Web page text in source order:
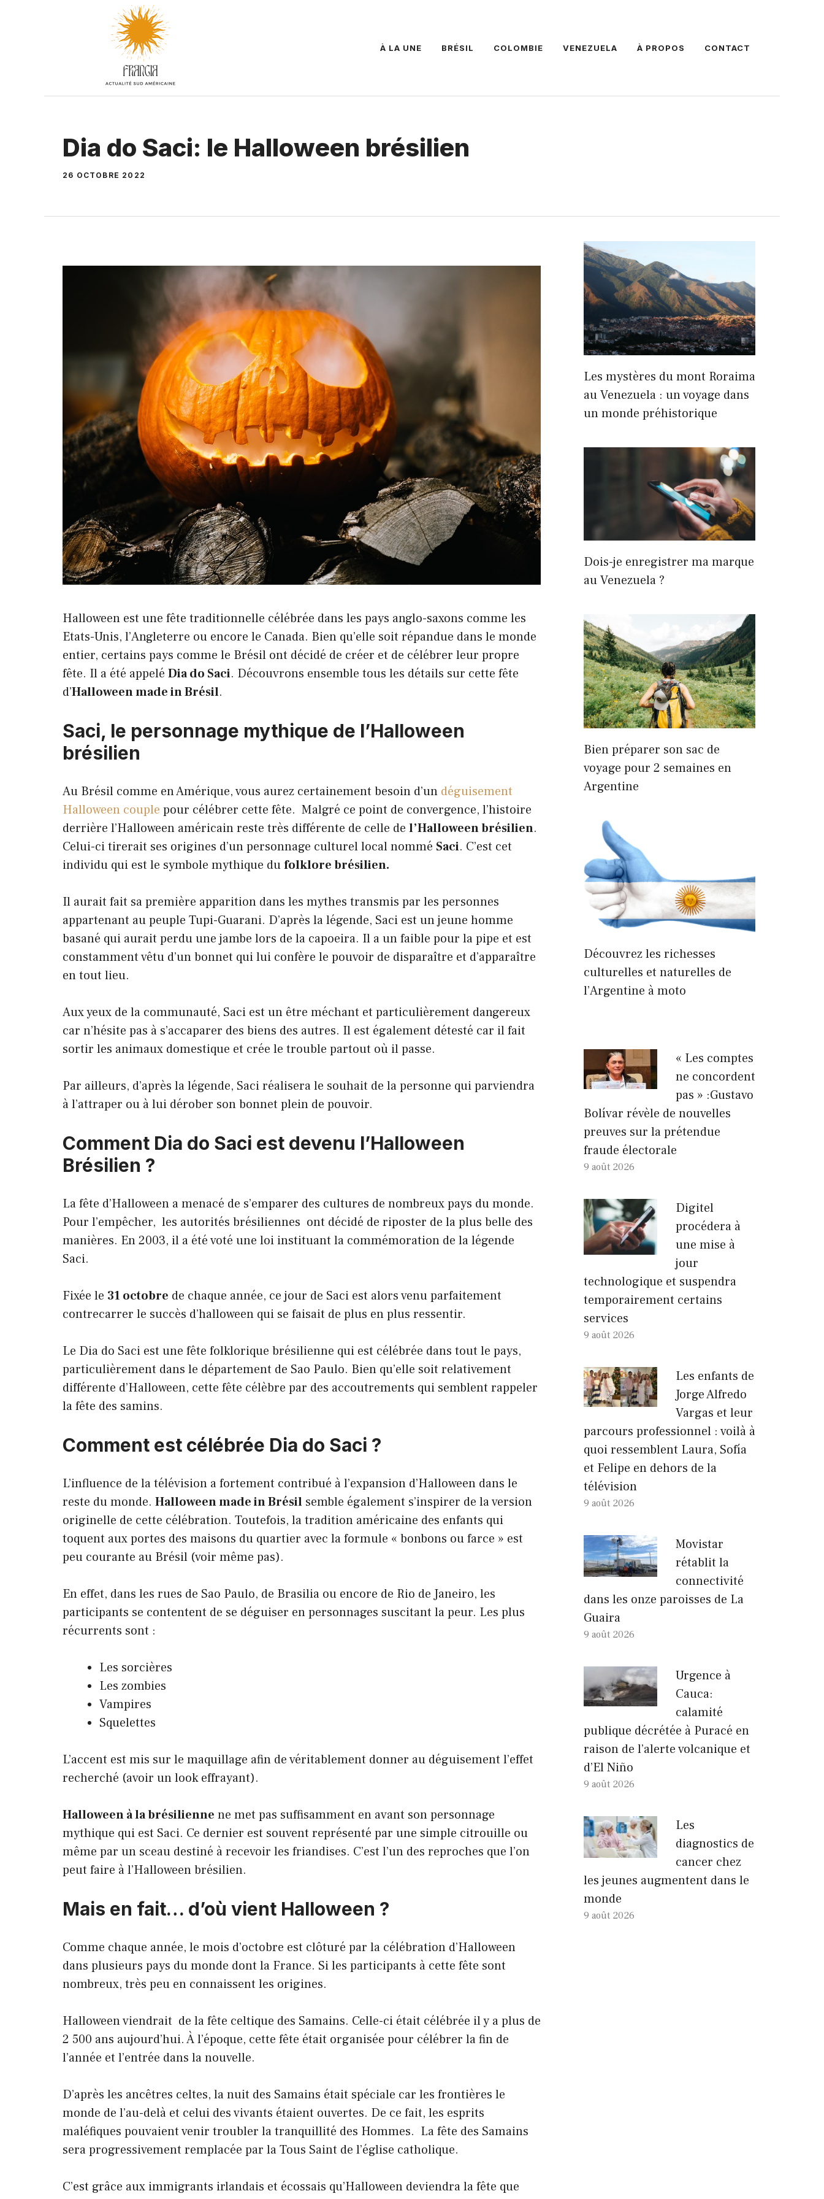
À LA UNE BRÉSIL COLOMBIE VENEZUELA À PROPOS CONTACT
Dia do Saci: le Halloween brésilien
26 OCTOBRE 2022
Halloween est une fête traditionnelle célébrée dans les pays anglo-saxons comme les
Etats-Unis, l’Angleterre ou encore le Canada. Bien qu’elle soit répandue dans le monde
entier, certains pays comme le Brésil ont décidé de créer et de célébrer leur propre
fête. Il a été appelé Dia do Saci. Découvrons ensemble tous les détails sur cette fête
d’Halloween made in Brésil.
Saci, le personnage mythique de l’Halloween
brésilien
Au Brésil comme en Amérique, vous aurez certainement besoin d’un déguisement
Halloween couple pour célébrer cette fête. Malgré ce point de convergence, l’histoire
derrière l’Halloween américain reste très différente de celle de l’Halloween brésilien.
Celui-ci tirerait ses origines d’un personnage culturel local nommé Saci. C’est cet
individu qui est le symbole mythique dufolklore brésilien.
Il aurait fait sa première apparition dans les mythes transmis par les personnes
appartenant au peuple Tupi-Guarani. D’après la légende, Saci est un jeune homme
basané qui aurait perdu une jambe lors de la capoeira. Il a un faible pour la pipe et est
constamment vêtu d’un bonnet qui lui confère le pouvoir de disparaître et d’apparaître
en tout lieu.
Aux yeux de la communauté, Saci est un être méchant et particulièrement dangereux
car n’hésite pas à s’accaparer des biens des autres. Il est également détesté car il fait
sortir les animaux domestique et crée le trouble partout où il passe.
Par ailleurs, d’après la légende, Saci réalisera le souhait de la personne qui parviendra
à l’attraper ou à lui dérober son bonnet plein de pouvoir.
Comment Dia do Saci est devenu l’Halloween
Brésilien ?
La fête d’Halloween a menacé de s’emparer des cultures de nombreux pays du monde.
Pour l’empêcher, les autorités brésiliennes ont décidé de riposter de la plus belle des
manières. En 2003, il a été voté une loi instituant la commémoration de la légende
Saci.
Fixée le 31 octobre de chaque année, ce jour de Saci est alors venu parfaitement
contrecarrer le succès d’halloween qui se faisait de plus en plus ressentir.
Le Dia do Saci est une fête folklorique brésilienne qui est célébrée dans tout le pays,
particulièrement dans le département de Sao Paulo. Bien qu’elle soit relativement
différente d’Halloween, cette fête célèbre par des accoutrements qui semblent rappeler
la fête des samins.
Comment est célébrée Dia do Saci ?
L’influence de la télévision a fortement contribué à l’expansion d’Halloween dans le
reste du monde. Halloween made in Brésil semble également s’inspirer de la version
originelle de cette célébration. Toutefois, la tradition américaine des enfants qui
toquent aux portes des maisons du quartier avec la formule « bonbons ou farce » est
peu courante au Brésil (voir même pas).
En effet, dans les rues de Sao Paulo, de Brasilia ou encore de Rio de Janeiro, les
participants se contentent de se déguiser en personnages suscitant la peur. Les plus
récurrents sont :
Les sorcières
Les zombies
Vampires
Squelettes
L’accent est mis sur le maquillage afin de véritablement donner au déguisement l’effet
recherché (avoir un look effrayant).
Halloween à la brésilienne ne met pas suffisamment en avant son personnage
mythique qui est Saci. Ce dernier est souvent représenté par une simple citrouille ou
même par un sceau destiné à recevoir les friandises. C’est l’un des reproches que l’on
peut faire à l’Halloween brésilien.
Mais en fait… d’où vient Halloween ?
Comme chaque année, le mois d’octobre est clôturé par la célébration d’Halloween
dans plusieurs pays du monde dont la France. Si les participants à cette fête sont
nombreux, très peu en connaissent les origines.
Halloween viendrait de la fête celtique des Samains. Celle-ci était célébrée il y a plus de
2 500 ans aujourd’hui. À l’époque, cette fête était organisée pour célébrer la fin de
l’année et l’entrée dans la nouvelle.
D’après les ancêtres celtes, la nuit des Samains était spéciale car les frontières le
monde de l’au-delà et celui des vivants étaient ouvertes. De ce fait, les esprits
maléfiques pouvaient venir troubler la tranquillité des Hommes. La fête des Samains
sera progressivement remplacée par la Tous Saint de l’église catholique.
C’est grâce aux immigrants irlandais et écossais qu’Halloween deviendra la fête que
Les mystères du mont Roraima
au Venezuela : un voyage dans
un monde préhistorique
Dois-je enregistrer ma marque
au Venezuela ?
Bien préparer son sac de
voyage pour 2 semaines en
Argentine
Découvrez les richesses
culturelles et naturelles de
l’Argentine à moto
« Les comptes
ne concordent
pas » :Gustavo
Bolívar révèle de nouvelles
preuves sur la prétendue
fraude électorale
9 août 2026
Digitel
procédera à
une mise à
jour
technologique et suspendra
temporairement certains
services
9 août 2026
Les enfants de
Jorge Alfredo
Vargas et leur
parcours professionnel : voilà à
quoi ressemblent Laura, Sofía
et Felipe en dehors de la
télévision
9 août 2026
Movistar
rétablit la
connectivité
dans les onze paroisses de La
Guaira
9 août 2026
Urgence à
Cauca:
calamité
publique décrétée à Puracé en
raison de l’alerte volcanique et
d’El Niño
9 août 2026
Les
diagnostics de
cancer chez
les jeunes augmentent dans le
monde
9 août 2026